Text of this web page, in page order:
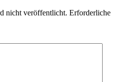
nicht veröffentlicht. Erforderliche